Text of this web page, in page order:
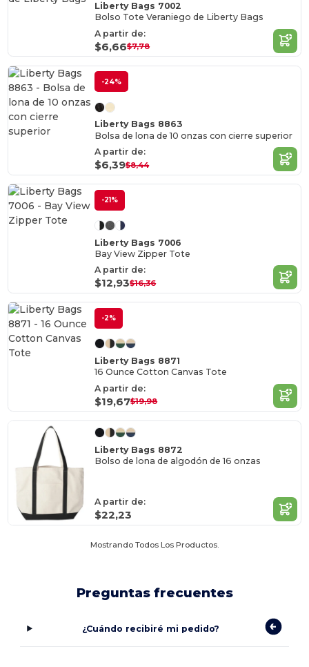
Liberty Bags 7002
Bolso Tote Veraniego de Liberty Bags
A partir de:
$6,66$7,78
-24%
Liberty Bags 8863
Bolsa de lona de 10 onzas con cierre superior
A partir de:
$6,39$8,44
-21%
Liberty Bags 7006
Bay View Zipper Tote
A partir de:
$12,93$16,36
-2%
Liberty Bags 8871
16 Ounce Cotton Canvas Tote
A partir de:
$19,67$19,98
Liberty Bags 8872
Bolso de lona de algodón de 16 onzas
A partir de:
$22,23
Mostrando Todos Los Productos.
Preguntas frecuentes
¿Cuándo recibiré mi pedido?